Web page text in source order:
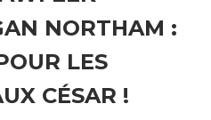
NORTHAM :
LES
CÉSAR !